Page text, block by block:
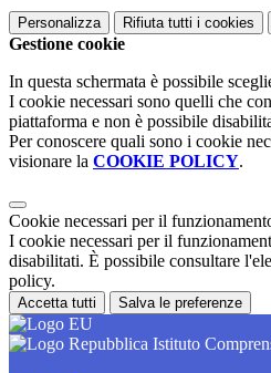
Personalizza Rifiuta tutti i cookies
Gestione cookie
In questa schermata è possibile
I cookie necessari sono quelli che
piattaforma e non è possibile
Per conoscere quali sono i cookie
visionare la COOKIE POLICY.
Cookie necessari per il
I cookie necessari per il
disabilitati. È possibile consultare
policy.
Accetta tutti Salva le preferenze
Istituto